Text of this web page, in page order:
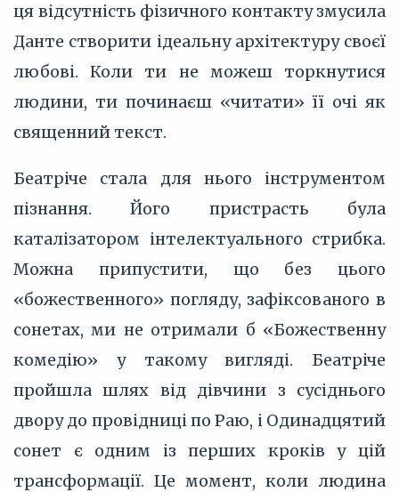
ця відсутність фізичного контакту змусила
Данте створити ідеальну архітектуру своєї
любові. Коли ти не можеш торкнутися
людини, ти починаєш «читати» її очі як
священний текст.
Беатріче стала для нього інструментом
пізнання. Його пристрасть була
каталізатором інтелектуального стрибка.
Можна припустити, що без цього
«божественного» погляду, зафіксованого в
сонетах, ми не отримали б «Божественну
комедію» у такому вигляді. Беатріче
пройшла шлях від дівчини з сусіднього
двору до провідниці по Раю, і Одинадцятий
сонет є одним із перших кроків у цій
трансформації. Це момент, коли людина